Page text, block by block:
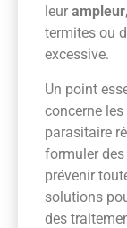
leur ampleur
termites ou
excessive.
Un point
concerne les
parasitaire
formuler
prévenir
solutions
des